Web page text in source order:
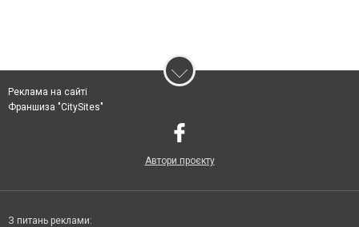
Реклама на сайті
Франшиза "CitySites"
Автори проєкту
З питань реклами: